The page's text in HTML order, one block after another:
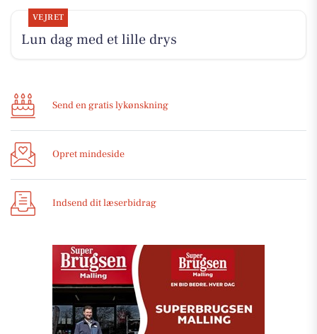
VEJRET
Lun dag med et lille drys
Send en gratis lykønskning
Opret mindeside
Indsend dit læserbidrag